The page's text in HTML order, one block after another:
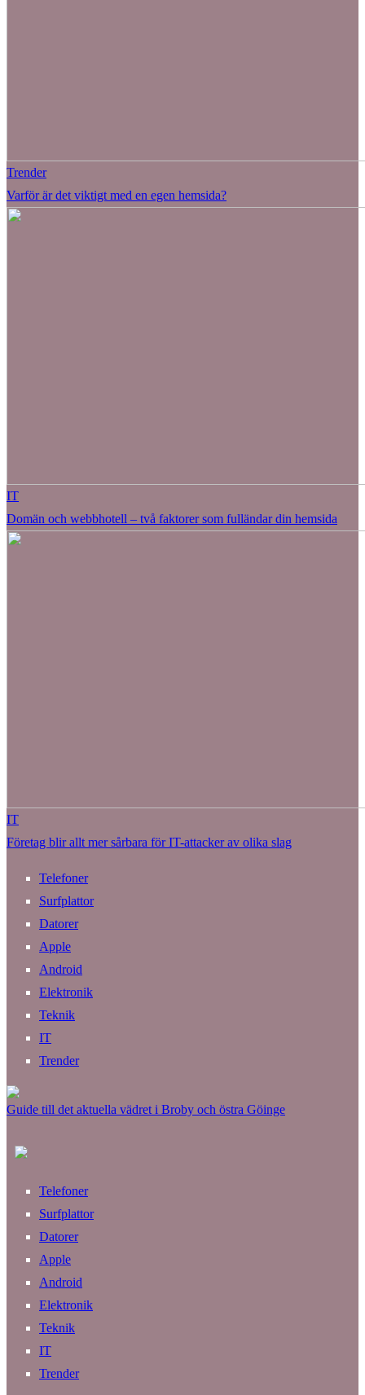
Trender
Varför är det viktigt med en egen hemsida?
IT
Domän och webbhotell – två faktorer som fulländar din hemsida
IT
Företag blir allt mer sårbara för IT-attacker av olika slag
Telefoner
Surfplattor
Datorer
Apple
Android
Elektronik
Teknik
IT
Trender
Guide till det aktuella vädret i Broby och östra Göinge
Telefoner
Surfplattor
Datorer
Apple
Android
Elektronik
Teknik
IT
Trender